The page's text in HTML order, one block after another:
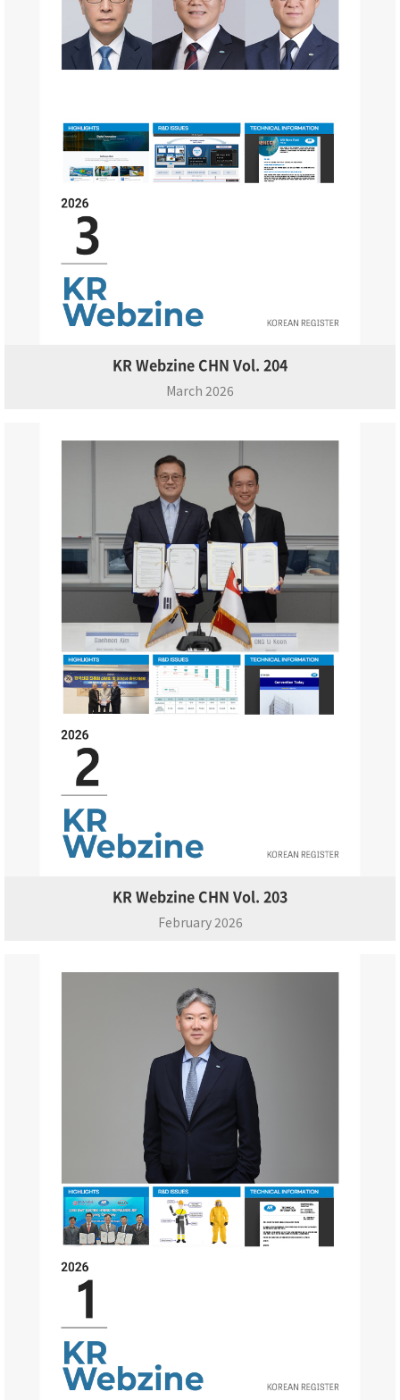
KR Webzine CHN Vol. 204
March 2026
KR Webzine CHN Vol. 203
February 2026